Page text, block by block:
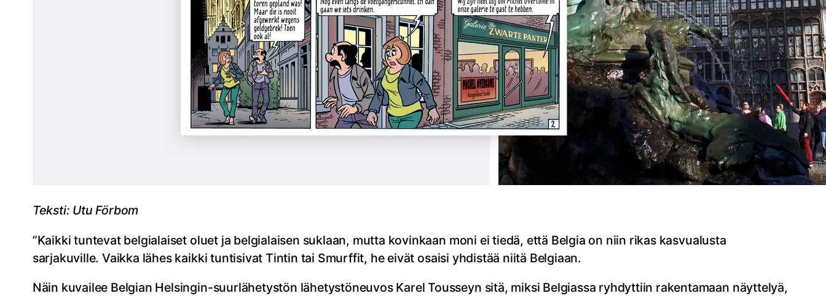
Teksti: Utu Förbom
”Kaikki tuntevat belgialaiset oluet ja belgialaisen suklaan, mutta kovinkaan moni ei tiedä, että Belgia on niin rikas kasvualusta
sarjakuville. Vaikka lähes kaikki tuntisivat Tintin tai Smurffit, he eivät osaisi yhdistää niitä Belgiaan.
Näin kuvailee Belgian Helsingin-suurlähetystön lähetystöneuvos Karel Tousseyn sitä, miksi Belgiassa ryhdyttiin rakentamaan näyttelyä,